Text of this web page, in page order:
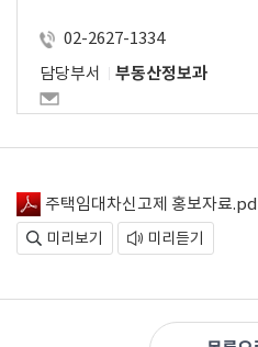
02-2627-1334
담당부서
부동산정보과
주택임대차신고제 홍보자료
미리보기 미리듣기